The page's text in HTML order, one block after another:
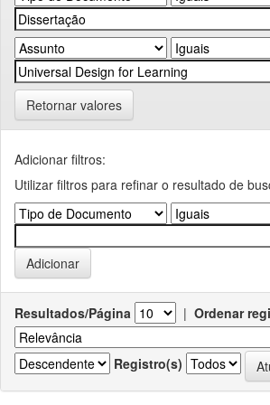
Retornar valores
Adicionar filtros:
Utilizar filtros para refinar o resultado de
Resultados/Página | Ordenar
Registro(s)